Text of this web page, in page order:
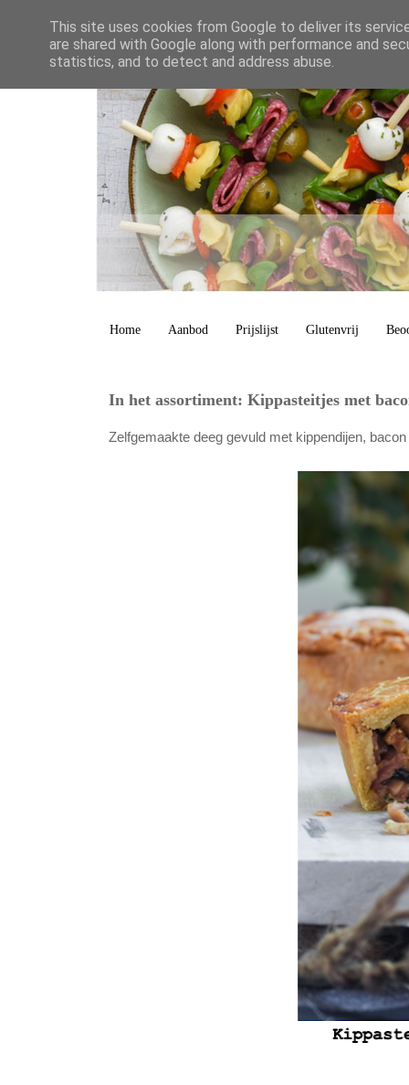
Home Aanbod Prijslijst Glutenvrij
In het assortiment: Kippasteitjes met
Zelfgemaakte deeg gevuld met kippendijen,
This site uses cookies from Google to deliver its
are shared with Google along with performance and
statistics, and to detect and address abuse.